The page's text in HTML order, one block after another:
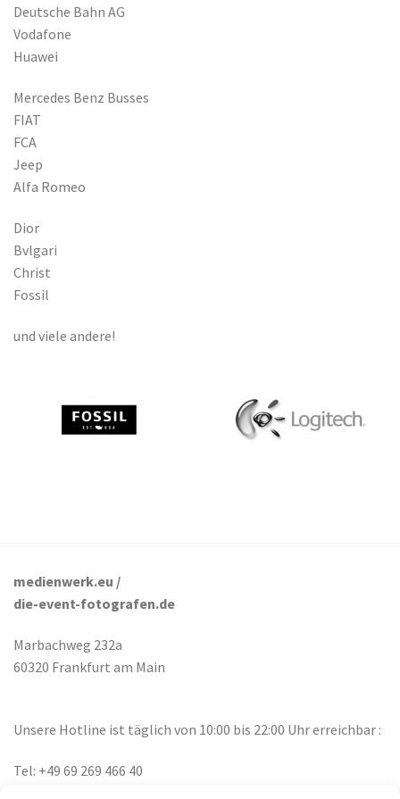
Deutsche Bahn AG
Vodafone
Huawei
Mercedes Benz Busses
FIAT
FCA
Jeep
Alfa Romeo
Dior
Bvlgari
Christ
Fossil
und viele andere!
medienwerk.eu /
die-event-fotografen.de
Marbachweg 232a
60320 Frankfurt am Main
Unsere Hotline ist täglich von 10:00 bis 22:00 Uhr erreichbar :
Tel: +49 69 269 466 40